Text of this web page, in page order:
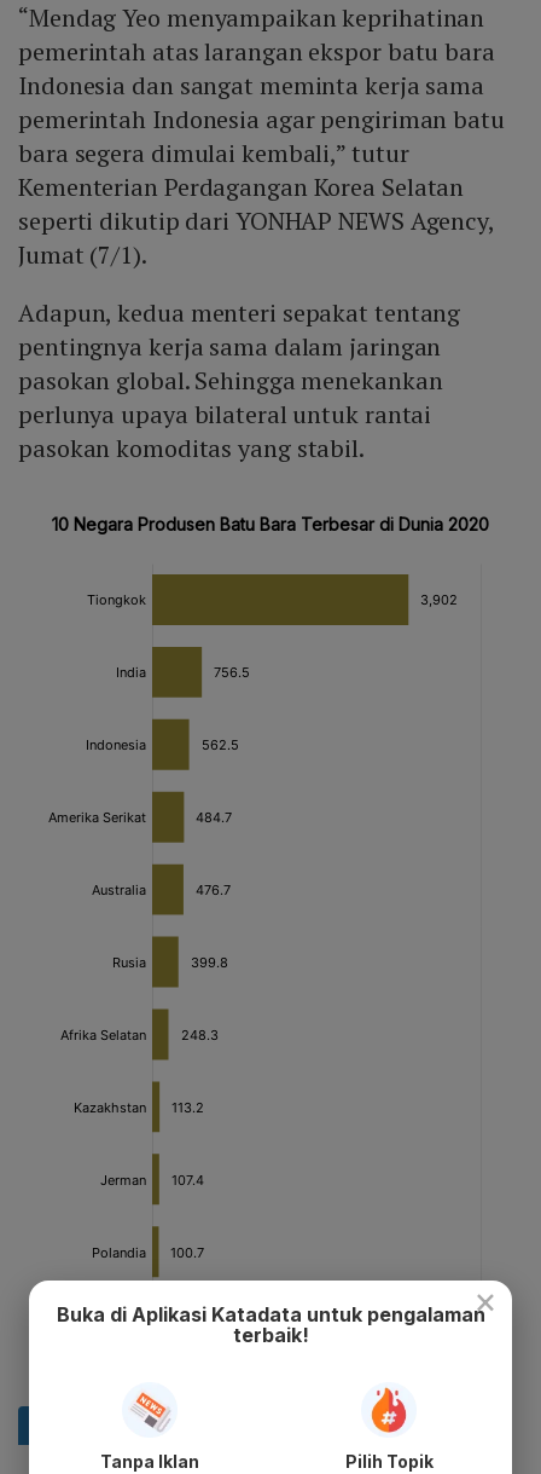
“Mendag Yeo menyampaikan keprihatinan
pemerintah atas larangan ekspor batu bara
Indonesia dan sangat meminta kerja sama
pemerintah Indonesia agar pengiriman batu
bara segera dimulai kembali,” tutur
Kementerian Perdagangan Korea Selatan
seperti dikutip dari YONHAP NEWS Agency,
Jumat (7/1).
Adapun, kedua menteri sepakat tentang
pentingnya kerja sama dalam jaringan
pasokan global. Sehingga menekankan
perlunya upaya bilateral untuk rantai
pasokan komoditas yang stabil.
×
Buka di Aplikasi Katadata untuk pengalaman
terbaik!
Tanpa Iklan Pilih Topik